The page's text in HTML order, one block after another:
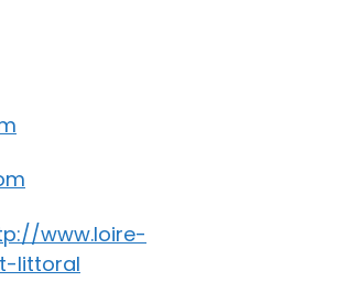
www.loire-
littoral